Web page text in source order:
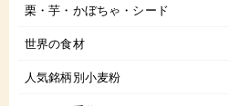
栗・芋・かぼちゃ・シード
世界の食材
人気銘柄別小麦粉